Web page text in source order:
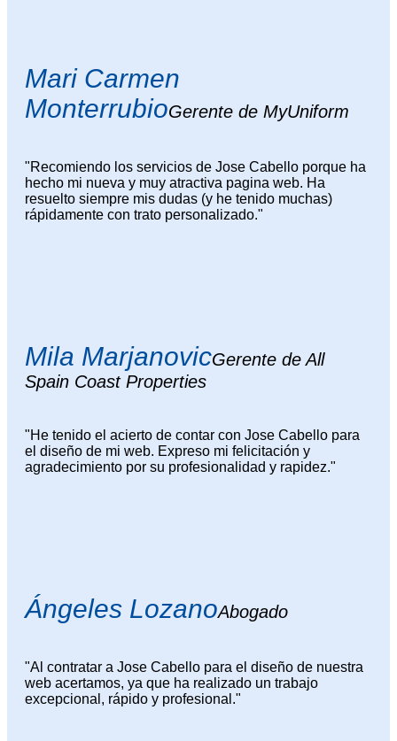
Mari Carmen
MonterrubioGerente de MyUniform
"Recomiendo los servicios de Jose Cabello porque ha
hecho mi nueva y muy atractiva pagina web. Ha
resuelto siempre mis dudas (y he tenido muchas)
rápidamente con trato personalizado."
Mila MarjanovicGerente de All
Spain Coast Properties
"He tenido el acierto de contar con Jose Cabello para
el diseño de mi web. Expreso mi felicitación y
agradecimiento por su profesionalidad y rapidez."
Ángeles LozanoAbogado
"Al contratar a Jose Cabello para el diseño de nuestra
web acertamos, ya que ha realizado un trabajo
excepcional, rápido y profesional."